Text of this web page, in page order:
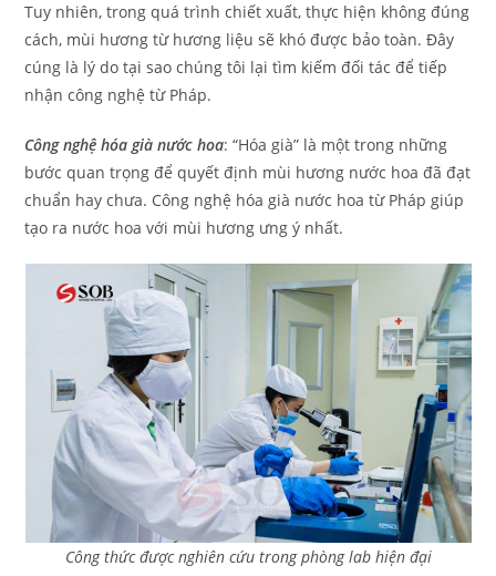
Tuy nhiên, trong quá trình chiết xuất, thực hiện không đúng
cách, mùi hương từ hương liệu sẽ khó được bảo toàn. Đây
cúng là lý do tại sao chúng tôi lại tìm kiếm đối tác để tiếp
nhận công nghệ từ Pháp.
Công nghệ hóa già nước hoa: “Hóa già” là một trong những
bước quan trọng để quyết định mùi hương nước hoa đã đạt
chuẩn hay chưa. Công nghệ hóa già nước hoa từ Pháp giúp
tạo ra nước hoa với mùi hương ưng ý nhất.
Công thức được nghiên cứu trong phòng lab hiện đại